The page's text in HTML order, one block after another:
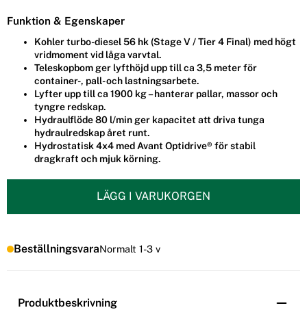
Funktion & Egenskaper
Kohler turbo-diesel 56 hk (Stage V / Tier 4 Final) med högt
vridmoment vid låga varvtal.
Teleskopbom ger lyfthöjd upp till ca 3,5 meter för
container-, pall- och lastningsarbete.
Lyfter upp till ca 1900 kg – hanterar pallar, massor och
tyngre redskap.
Hydraulflöde 80 l/min ger kapacitet att driva tunga
hydraulredskap året runt.
Hydrostatisk 4x4 med Avant Optidrive® för stabil
dragkraft och mjuk körning.
LÄGG I VARUKORGEN
BeställningsvaraNormalt 1-3 v
Produktbeskrivning